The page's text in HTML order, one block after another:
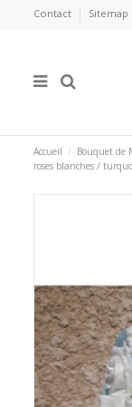
Contact Sitemap
Accueil Bouquet de
roses blanches /